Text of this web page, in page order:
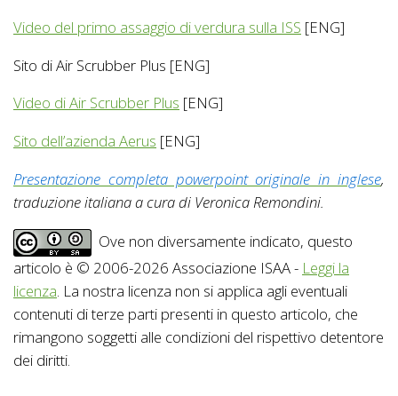
Video del primo assaggio di verdura sulla ISS [ENG]
Sito di Air Scrubber Plus [ENG]
Video di Air Scrubber Plus [ENG]
Sito dell’azienda Aerus [ENG]
Presentazione completa powerpoint originale in inglese,
traduzione italiana a cura di Veronica Remondini.
Ove non diversamente indicato, questo
articolo è © 2006-2026 Associazione ISAA - Leggi la
licenza . La nostra licenza non si applica agli eventuali
contenuti di terze parti presenti in questo articolo, che
rimangono soggetti alle condizioni del rispettivo detentore
dei diritti.